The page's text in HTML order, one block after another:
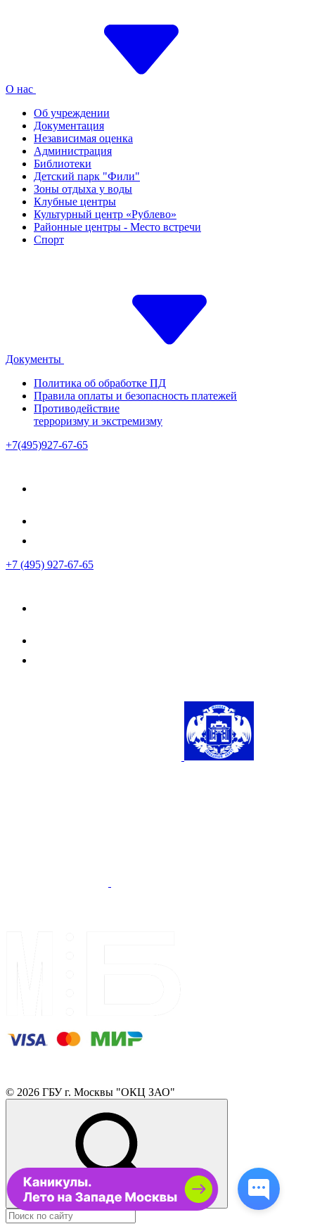
О нас
Об учреждении
Документация
Независимая оценка
Администрация
Библиотеки
Детский парк "Фили"
Зоны отдыха у воды
Клубные центры
Культурный центр «Рублево»
Районные центры - Место встречи
Спорт
Документы
Политика об обработке ПД
Правила оплаты и безопасность платежей
Противодействие
терроризму и экстремизму
+7(495)927-67-65
+7 (495) 927-67-65
© 2026 ГБУ г. Москвы "ОКЦ ЗАО"